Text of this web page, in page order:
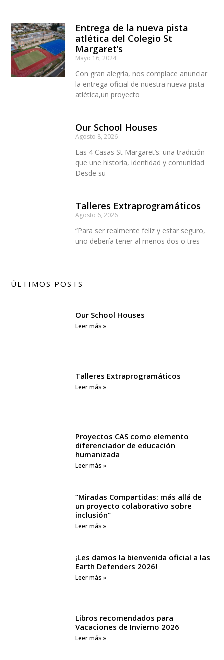
Entrega de la nueva pista
atlética del Colegio St
Margaret’s
Mayo 16, 2024
Con gran alegría, nos complace anunciar
la entrega oficial de nuestra nueva pista
atlética,un proyecto
Our School Houses
Agosto 8, 2026
Las 4 Casas St Margaret’s: una tradición
que une historia, identidad y comunidad
Desde su
Talleres Extraprogramáticos
Agosto 6, 2026
“Para ser realmente feliz y estar seguro,
uno debería tener al menos dos o tres
ÚLTIMOS POSTS
Our School Houses
Leer más »
Talleres Extraprogramáticos
Leer más »
Proyectos CAS como elemento
diferenciador de educación
humanizada
Leer más »
“Miradas Compartidas: más allá de
un proyecto colaborativo sobre
inclusión”
Leer más »
¡Les damos la bienvenida oficial a las
Earth Defenders 2026!
Leer más »
Libros recomendados para
Vacaciones de Invierno 2026
Leer más »